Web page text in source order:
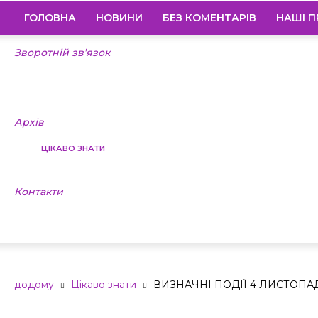
ГОЛОВНА НОВИНИ БЕЗ КОМЕНТАРІВ НАШІ
Зворотній зв’язок
Архів
Контакти
додому Цікаво знати ВИЗНАЧНІ ПОДІЇ 4
ЦІКАВО ЗНАТИ